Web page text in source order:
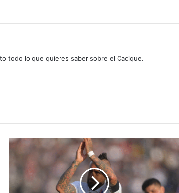
todo lo que quieres saber sobre el Cacique.
Arturo
Vidal
los